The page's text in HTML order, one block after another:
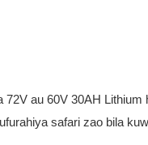
72V au 60V 30AH
safari zao bila